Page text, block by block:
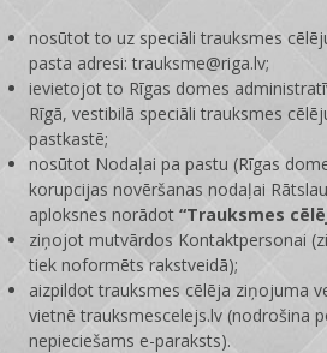
nosūtot to uz speciāli trauksmes
pasta adresi: trauksme@riga.lv;
ievietojot to Rīgas domes
Rīgā, vestibilā speciāli trauksmes
pastkastē;
nosūtot Nodaļai pa pastu (Rīgas
korupcijas novēršanas nodaļai
aploksnes norādot“Trauksmes
ziņojot mutvārdos Kontaktpersonai
tiek noformēts rakstveidā);
aizpildot trauksmes cēlēja ziņojuma
vietnētrauksmescelejs.lv (nodrošina
nepieciešams e-paraksts).